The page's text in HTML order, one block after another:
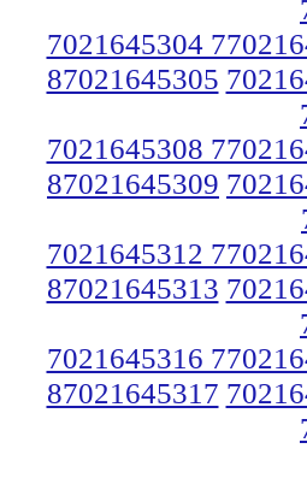
7021645304
87021645305
7021645308
87021645309
7021645312
87021645313
7021645316
87021645317